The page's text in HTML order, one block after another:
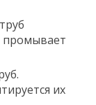
промывает
их